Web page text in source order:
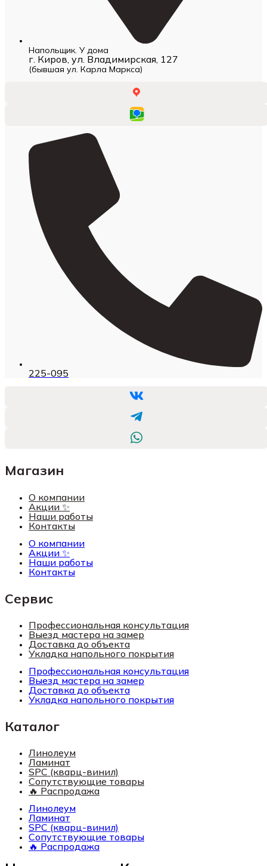
Напольщик. У дома
г. Киров, ул. Владимирская, 127
(бывшая ул. Карла Маркса)
225-095
Магазин
О компании
Акции ✨
Наши работы
Контакты
О компании
Акции ✨
Наши работы
Контакты
Сервис
Профессиональная консультация
Выезд мастера на замер
Доставка до объекта
Укладка напольного покрытия
Профессиональная консультация
Выезд мастера на замер
Доставка до объекта
Укладка напольного покрытия
Каталог
Линолеум
Ламинат
SPC (кварц-винил)
Сопутствующие товары
🔥 Распродажа
Линолеум
Ламинат
SPC (кварц-винил)
Сопутствующие товары
🔥 Распродажа